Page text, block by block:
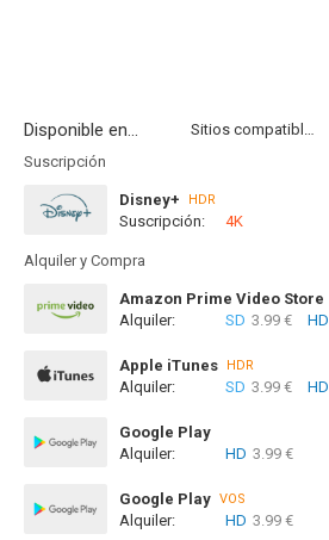
Disponible en...
Sitios compatibles
Suscripción
Disney+ HDR
Suscripción: 4K
Alquiler y Compra
Amazon Prime Video Store
Alquiler: SD 3.99 € HD
Apple iTunes HDR
Alquiler: SD 3.99 € HD
Google Play
Alquiler:
HD 3.99 €
Google Play VOS
Alquiler: HD 3.99 €